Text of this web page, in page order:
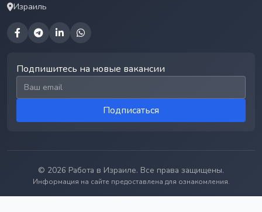
Израиль
Подпишитесь на новые вакансии
Email для подписки
Подписаться
© 2026 Работа в Израиле. Все права защищены.
Информация на сайте предоставлена для ознакомления.